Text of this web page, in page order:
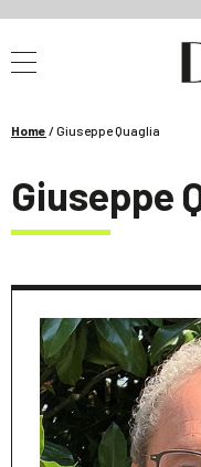
Home /Giuseppe Quaglia
Giuseppe